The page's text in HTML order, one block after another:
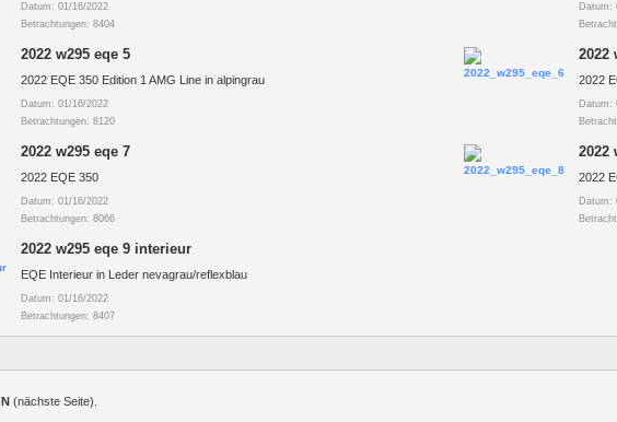
Datum: 01/16/2022
Betrachtungen: 8404
Datum:
2022 w295 eqe 5
2022 EQE 350 Edition 1 AMG Line in alpingrau
Datum: 01/16/2022
Betrachtungen: 8120
2022
2022
Datum:
2022 w295 eqe 7
2022 EQE 350
Datum: 01/16/2022
Betrachtungen: 8066
2022
2022
Datum:
2022 w295 eqe 9 interieur
EQE Interieur in Leder nevagrau/reflexblau
Datum: 01/16/2022
Betrachtungen: 8407
N(nächste Seite).